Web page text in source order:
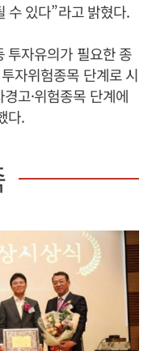
수 있다”라고 밝혔다.
투자유의가 필요한 종
자위험종목 단계로 시
고·위험종목 단계에
다.